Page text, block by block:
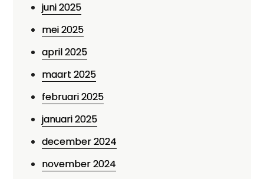
juni 2025
mei 2025
april 2025
maart 2025
februari 2025
januari 2025
december 2024
november 2024